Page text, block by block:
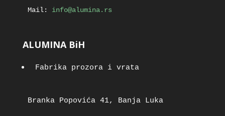
Mail: info@alumina.rs
ALUMINA BiH
Fabrika prozora i vrata
Branka Popovića 41, Banja Luka